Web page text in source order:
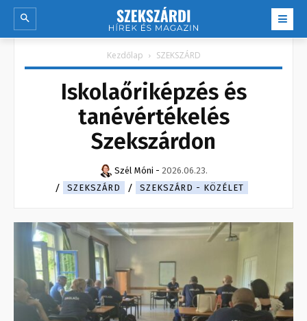
Kezdőlap SZEKSZÁRD
Iskolaőriképzés és
tanévértékelés
Szekszárdon
Szél Móni - 2026.06.23.
SZEKSZÁRD
SZEKSZÁRD - KÖZÉLET